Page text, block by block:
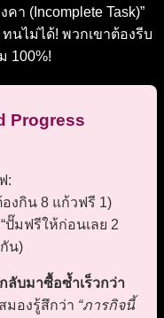
า (Incomplete Task)”
นไม่ได้! พวกเขาต้องรีบ
100%!
Progress
:
องกิน 8 แก้วฟรี 1)
ปั๊มฟรีให้ก่อนเลย 2
น)
ลับมาซื้อซ้ำเร็วกว่า
มองรู้สึกว่า “ภารกิจนี้